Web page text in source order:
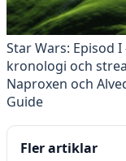
Star Wars: Episod
kronologi och
Naproxen och
Guide
Fler artiklar